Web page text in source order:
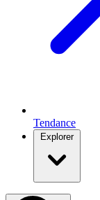
Tendance
Explorer